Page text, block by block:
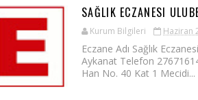
SAĞLIK ECZANESI
Kurum Bilgileri Haziran
Eczane Adı Sağlık
Aykanat Telefon
Han No. 40 Kat 1 Mecidi...